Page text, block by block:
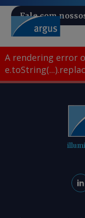
Fale com
A rendering error